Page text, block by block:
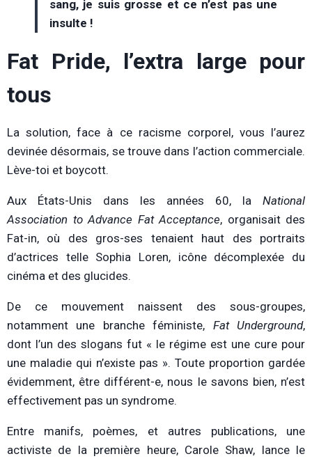
sang, je suis grosse et ce n’est pas une
insulte !
Fat Pride, l’extra large pour
tous
La solution, face à ce racisme corporel, vous l’aurez
devinée désormais, se trouve dans l’action commerciale.
Lève-toi et boycott.
Aux États-Unis dans les années 60, la National
Association to Advance Fat Acceptance, organisait des
Fat-in, où des gros-ses tenaient haut des portraits
d’actrices telle Sophia Loren, icône décomplexée du
cinéma et des glucides.
De ce mouvement naissent des sous-groupes,
notamment une branche féministe, Fat Underground,
dont l’un des slogans fut « le régime est une cure pour
une maladie qui n’existe pas ». Toute proportion gardée
évidemment, être différent-e, nous le savons bien, n’est
effectivement pas un syndrome.
Entre manifs, poèmes, et autres publications, une
activiste de la première heure, Carole Shaw, lance le